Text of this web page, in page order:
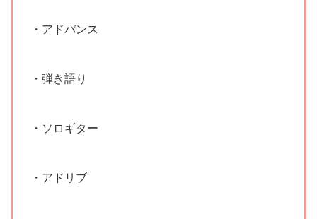
・アドバンス
・弾き語り
・ソロギター
・アドリブ